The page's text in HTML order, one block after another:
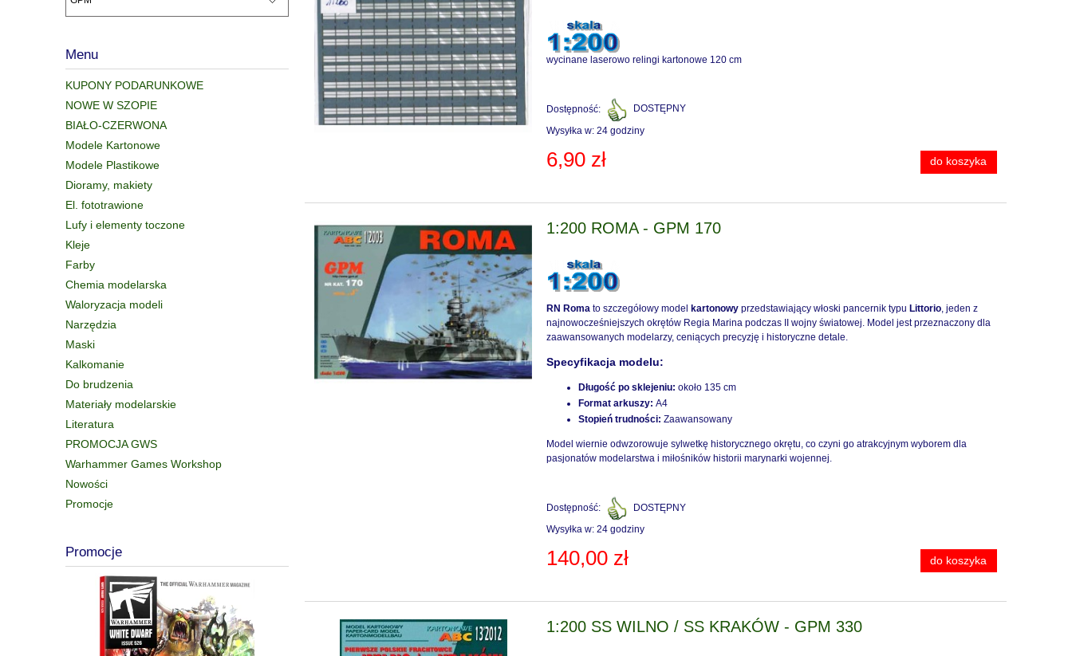
Menu
KUPONY PODARUNKOWE
NOWE W SZOPIE
BIAŁO-CZERWONA
Modele Kartonowe
Modele Plastikowe
Dioramy, makiety
El. fototrawione
Lufy i elementy toczone
Kleje
Farby
Chemia modelarska
Waloryzacja modeli
Narzędzia
Maski
Kalkomanie
Do brudzenia
Materiały modelarskie
Literatura
PROMOCJA GWS
Warhammer Games Workshop
Nowości
Promocje
Promocje
wycinane laserowo relingi kartonowe 120 cm
Dostępność:
DOSTĘPNY
Wysyłka w: 24 godziny
6,90 zł do koszyka
1:200 ROMA - GPM 170
RN Roma to szczegółowy modelkartonowy przedstawiający włoski pancernik typuLittorio , jeden z
najnowocześniejszych okrętów Regia Marina podczas II wojny światowej. Model jest przeznaczony dla
zaawansowanych modelarzy, ceniących precyzję i historyczne detale.
Specyfikacja modelu:
Długość po sklejeniu: około 135 cm
Format arkuszy: A4
Stopień trudności: Zaawansowany
Model wiernie odwzorowuje sylwetkę historycznego okrętu, co czyni go atrakcyjnym wyborem dla
pasjonatów modelarstwa i miłośników historii marynarki wojennej.
Dostępność:
DOSTĘPNY
Wysyłka w: 24 godziny
140,00 zł do koszyka
1:200 SS WILNO / SS KRAKÓW - GPM 330